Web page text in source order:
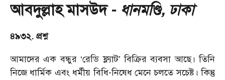
আবদুল্লাহ মাসউদ - ধানমণ্ডি, ঢাকা
৪৯৩২. প্রশ্ন
আমাদের এক বন্ধুর ‘রেডি ফ্ল্যাট’ বিক্রির ব্যবসা আছে। তিনি
নিজে ধার্মিক এবং ধর্মীয় বিধি-নিষেধ মেনে চলতে সচেষ্ট। কিন্তু